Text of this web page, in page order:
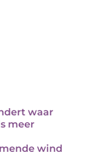
waar
meer
wind